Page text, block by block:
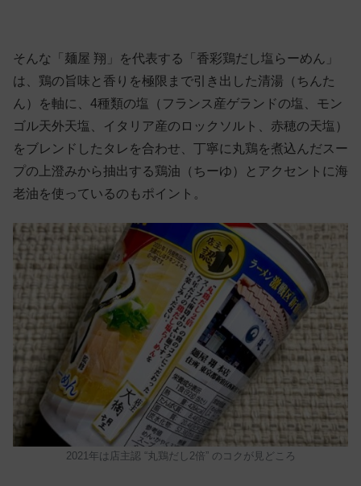
そんな「麺屋 翔」を代表する「香彩鶏だし塩らーめん」
は、鶏の旨味と香りを極限まで引き出した清湯（ちんた
ん）を軸に、4種類の塩（フランス産ゲランドの塩、モン
ゴル天外天塩、イタリア産のロックソルト、赤穂の天塩）
をブレンドしたタレを合わせ、丁寧に丸鶏を煮込んだスー
プの上澄みから抽出する鶏油（ちーゆ）とアクセントに海
老油を使っているのもポイント。
2021年は店主認 “丸鶏だし2倍” のコクが見どころ